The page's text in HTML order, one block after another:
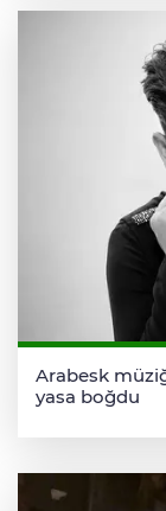
Arabesk
yasa boğdu